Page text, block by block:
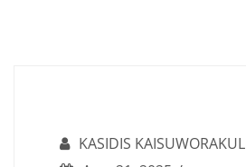
KASIDIS KAISUWORAKUL